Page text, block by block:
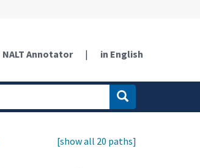
NALT Annotator | in English
[show all 20 paths]